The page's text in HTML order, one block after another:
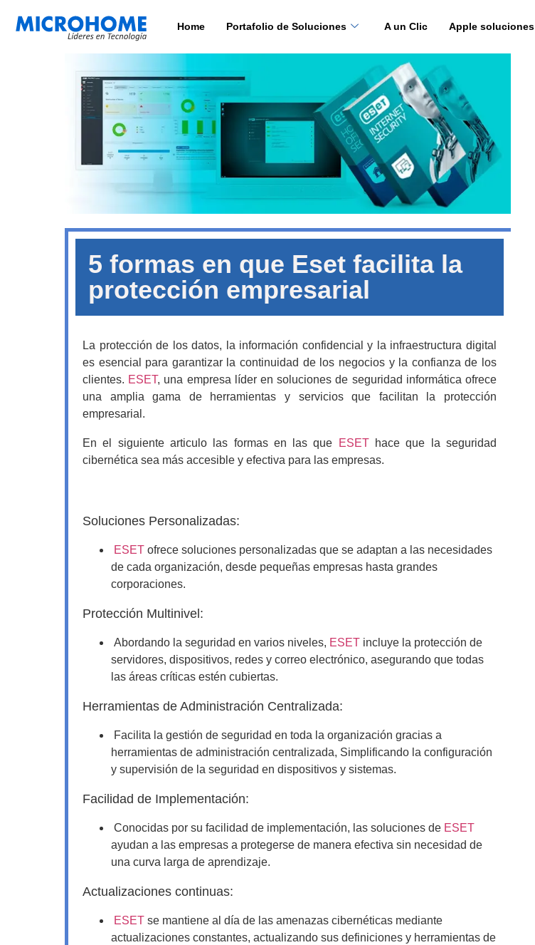
Home Portafolio de Soluciones A un Clic Apple soluciones
5 formas en que Eset facilita la
protección empresarial
La protección de los datos, la información confidencial y la infraestructura digital
es esencial para garantizar la continuidad de los negocios y la confianza de los
clientes. ESET, una empresa líder en soluciones de seguridad informática ofrece
una amplia gama de herramientas y servicios que facilitan la protección
empresarial.
En el siguiente articulo las formas en las que ESEThace que la seguridad
cibernética sea más accesible y efectiva para las empresas.
Soluciones Personalizadas:
ESET ofrece soluciones personalizadas que se adaptan a las necesidades
de cada organización, desde pequeñas empresas hasta grandes
corporaciones.
Protección Multinivel:
Abordando la seguridad en varios niveles, ESET incluye la protección de
servidores, dispositivos, redes y correo electrónico, asegurando que todas
las áreas críticas estén cubiertas.
Herramientas de Administración Centralizada:
Facilita la gestión de seguridad en toda la organización gracias a
herramientas de administración centralizada, Simplificando la configuración
y supervisión de la seguridad en dispositivos y sistemas.
Facilidad de Implementación:
Conocidas por su facilidad de implementación, las soluciones de ESET
ayudan a las empresas a protegerse de manera efectiva sin necesidad de
una curva larga de aprendizaje.
Actualizaciones continuas:
ESET se mantiene al día de las amenazas cibernéticas mediante
actualizaciones constantes, actualizando sus definiciones y herramientas de